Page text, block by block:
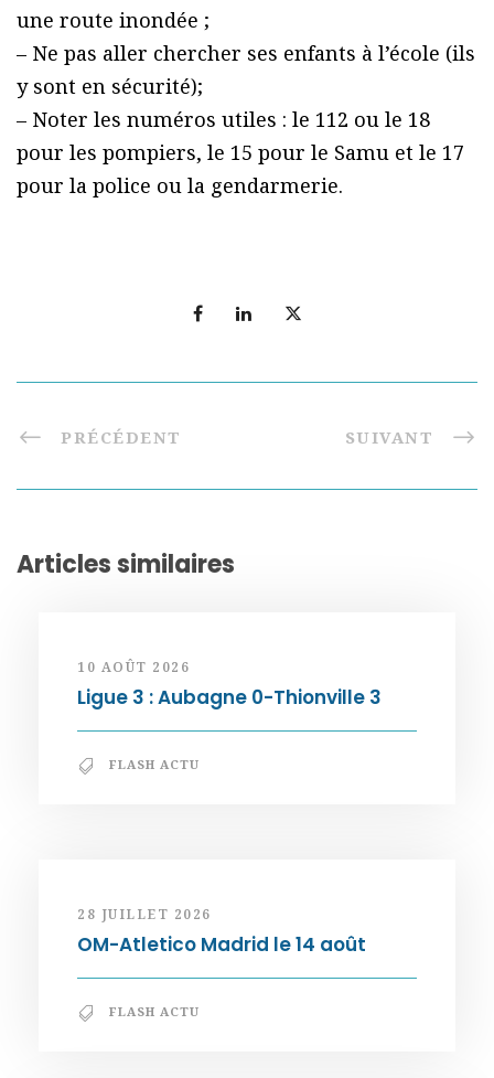
une route inondée ;
– Ne pas aller chercher ses enfants à l’école (ils
y sont en sécurité);
– Noter les numéros utiles : le 112 ou le 18
pour les pompiers, le 15 pour le Samu et le 17
pour la police ou la gendarmerie.
PRÉCÉDENT SUIVANT
Articles similaires
10 AOÛT 2026
Ligue 3 : Aubagne 0-Thionville 3
FLASH ACTU
28 JUILLET 2026
OM-Atletico Madrid le 14 août
FLASH ACTU